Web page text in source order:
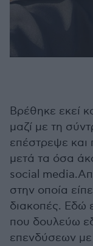
Βρέθηκε εκεί
μαζί με τη
επέστρεψε και
μετά τα όσα
social
στην οποία
διακοπές. Εδώ
που δουλεύω
επενδύσεων με